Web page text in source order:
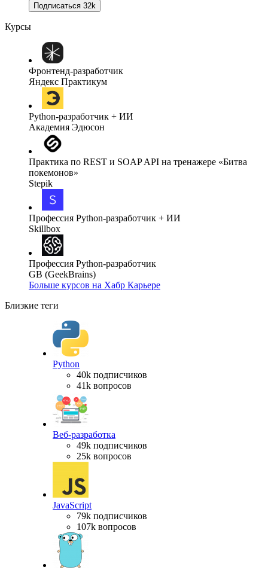
Подписаться 32k
Курсы
Фронтенд-разработчик
Яндекс Практикум
Python-разработчик + ИИ
Академия Эдюсон
Практика по REST и SOAP API на тренажере «Битва
покемонов»
Stepik
Профессия Python-разработчик + ИИ
Skillbox
Профессия Python-разработчик
GB (GeekBrains)
Больше курсов на Хабр Карьере
Близкие теги
Python
40k подписчиков
41k вопросов
Веб-разработка
49k подписчиков
25k вопросов
JavaScript
79k подписчиков
107k вопросов